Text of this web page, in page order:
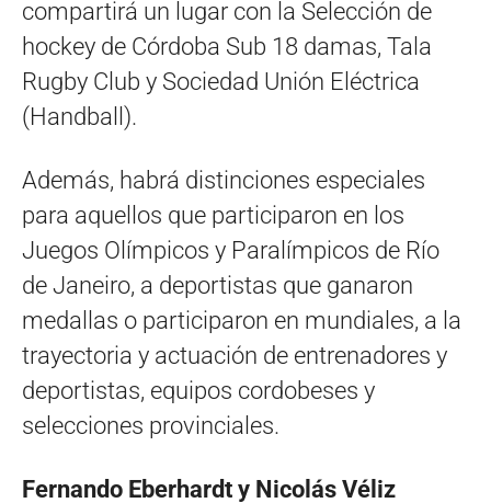
compartirá un lugar con la Selección de
hockey de Córdoba Sub 18 damas, Tala
Rugby Club y Sociedad Unión Eléctrica
(Handball).
Además, habrá distinciones especiales
para aquellos que participaron en los
Juegos Olímpicos y Paralímpicos de Río
de Janeiro, a deportistas que ganaron
medallas o participaron en mundiales, a la
trayectoria y actuación de entrenadores y
deportistas, equipos cordobeses y
selecciones provinciales.
Fernando Eberhardt y Nicolás Véliz